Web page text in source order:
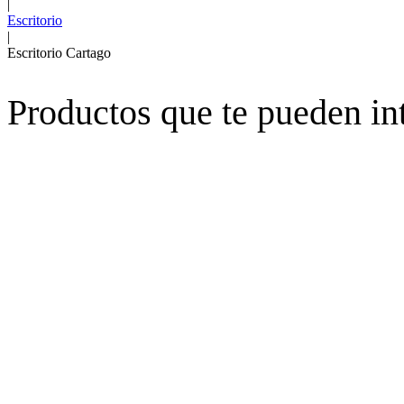
|
Escritorio
|
Escritorio Cartago
Productos que te pueden